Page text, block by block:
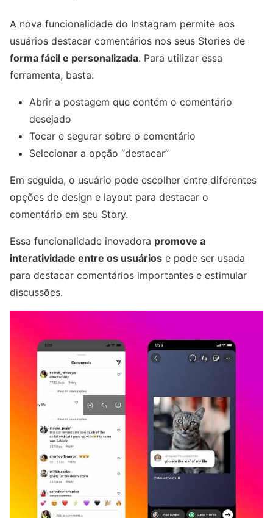
A nova funcionalidade do Instagram permite aos
usuários destacar comentários nos seus Stories de
forma fácil e personalizada. Para utilizar essa
ferramenta, basta:
Abrir a postagem que contém o comentário
desejado
Tocar e segurar sobre o comentário
Selecionar a opção “destacar”
Em seguida, o usuário pode escolher entre diferentes
opções de design e layout para destacar o
comentário em seu Story.
Essa funcionalidade inovadora promove a
interatividade entre os usuários e pode ser usada
para destacar comentários importantes e estimular
discussões.